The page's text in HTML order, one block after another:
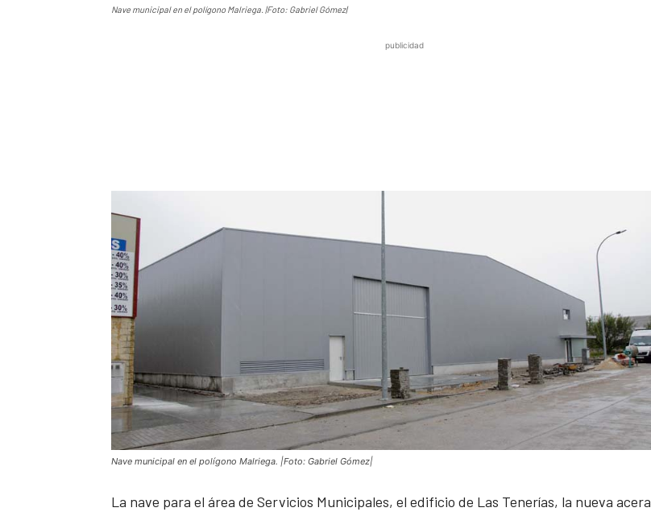
Nave municipal en el polígono Malriega. |Foto: Gabriel Gómez|
publicidad
Nave municipal en el polígono Malriega. |Foto: Gabriel Gómez|
La nave para el área de Servicios Municipales, el edificio de Las Tenerías, la nueva acera